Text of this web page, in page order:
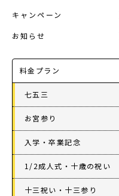
キャンペーン
お知らせ
料金プラン
七五三
お宮参り
入学・卒業記念
1/2成人式・十歳の祝い
十三祝い・十三参り